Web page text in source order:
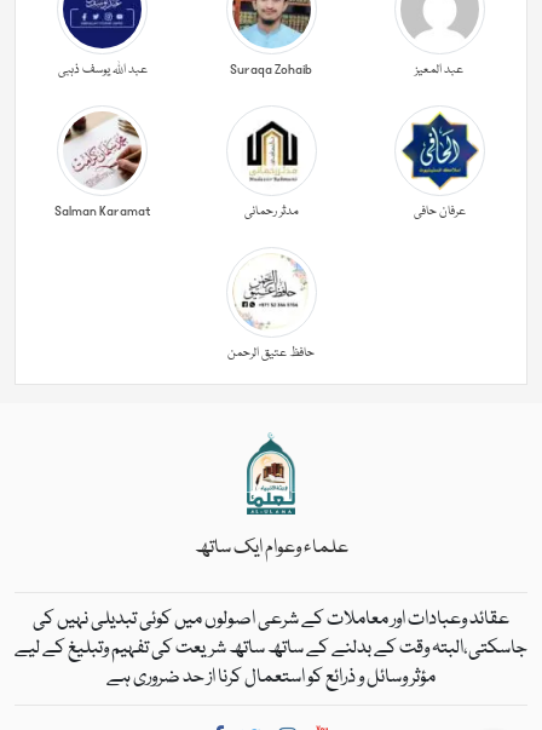
عبد المعیز Suraqa Zohaib عبد اللہ یوسف ذہبی
عرفان حافی مدثر رحمانی Salman Karamat
حافظ عتیق الرحمن
علماء وعوام ایک ساتھ
عقائد وعبادات اور معاملات کے شرعی اصولوں میں کوئی تبدیلی نہیں کی
جاسکتی،البتہ وقت کے بدلنے کے ساتھ ساتھ شریعت کی تفہیم وتبلیغ کے لیے
مؤثر وسائل و ذرائع کو استعمال کرنا از حد ضروری ہے